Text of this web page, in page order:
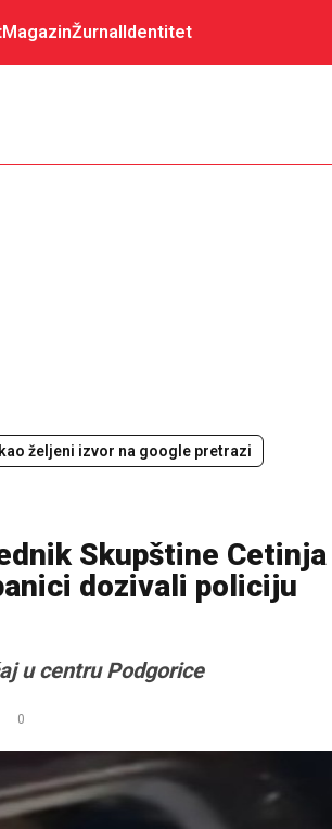
MagazinŽurnalIdentitet
željeni izvor na google pretrazi
Skupštine Cetinja
dozivali policiju
u centru Podgorice
0